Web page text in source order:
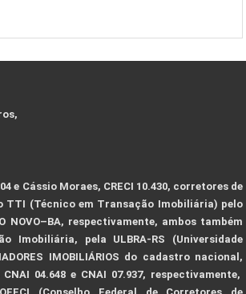
e Cássio Moraes, CRECI 10.430, corretores de
TTI (Técnico em Transação Imobiliária) pelo
NOVO–BA, respectivamente, ambos também
Imobiliária, pela ULBRA-RS (Universidade
IMOBILIÁRIOS do cadastro nacional,
04.648 e CNAI 07.937, respectivamente,